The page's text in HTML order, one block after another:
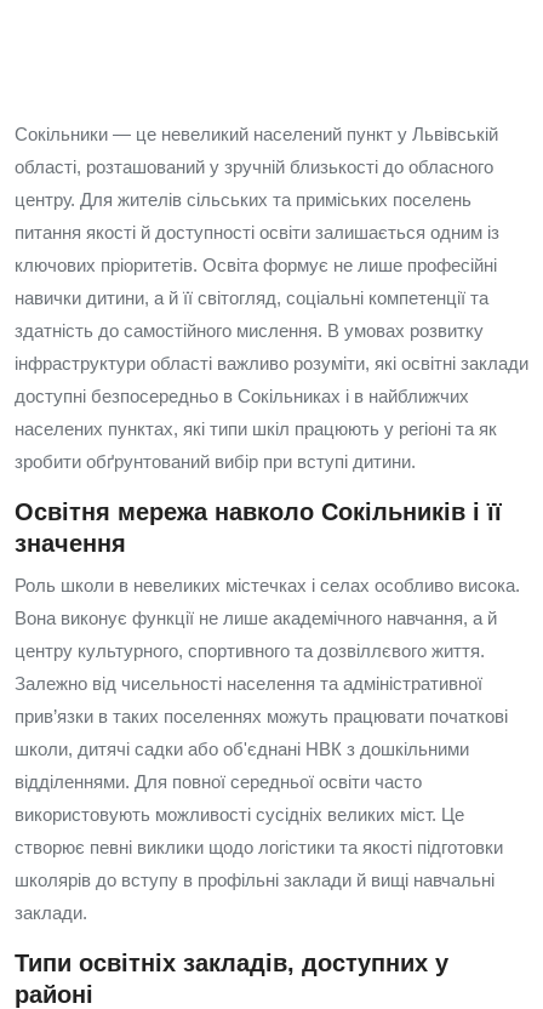
Сокільники — це невеликий населений пункт у Львівській
області, розташований у зручній близькості до обласного
центру. Для жителів сільських та приміських поселень
питання якості й доступності освіти залишається одним із
ключових пріоритетів. Освіта формує не лише професійні
навички дитини, а й її світогляд, соціальні компетенції та
здатність до самостійного мислення. В умовах розвитку
інфраструктури області важливо розуміти, які освітні заклади
доступні безпосередньо в Сокільниках і в найближчих
населених пунктах, які типи шкіл працюють у регіоні та як
зробити обґрунтований вибір при вступі дитини.
Освітня мережа навколо Сокільників і її
значення
Роль школи в невеликих містечках і селах особливо висока.
Вона виконує функції не лише академічного навчання, а й
центру культурного, спортивного та дозвіллєвого життя.
Залежно від чисельності населення та адміністративної
прив’язки в таких поселеннях можуть працювати початкові
школи, дитячі садки або об'єднані НВК з дошкільними
відділеннями. Для повної середньої освіти часто
використовують можливості сусідніх великих міст. Це
створює певні виклики щодо логістики та якості підготовки
школярів до вступу в профільні заклади й вищі навчальні
заклади.
Типи освітніх закладів, доступних у
районі